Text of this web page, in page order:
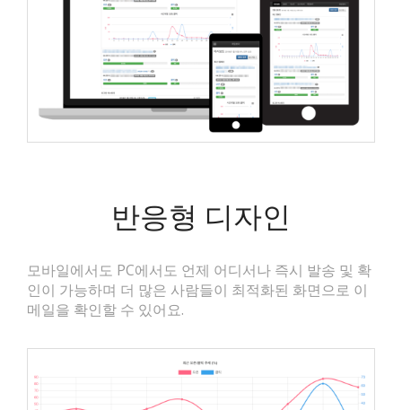
반응형 디자인
모바일에서도 PC에서도 언제 어디서나 즉시 발송 및 확
인이 가능하며 더 많은 사람들이 최적화된 화면으로 이
메일을 확인할 수 있어요.